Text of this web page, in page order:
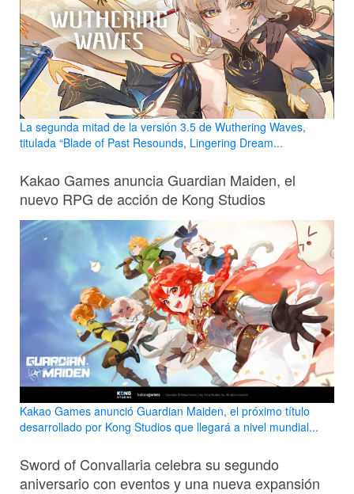
La segunda mitad de la versión 3.5 de Wuthering Waves,
titulada “Blade of Past Resounds, Lingering Dream...
Kakao Games anuncia Guardian Maiden, el
nuevo RPG de acción de Kong Studios
Kakao Games anunció Guardian Maiden, el próximo título
desarrollado por Kong Studios que llegará a nivel mundial...
Sword of Convallaria celebra su segundo
aniversario con eventos y una nueva expansión